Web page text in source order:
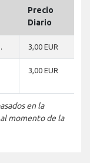
Precio
Diario
3,00 EUR
3,00 EUR
en la
momento de la